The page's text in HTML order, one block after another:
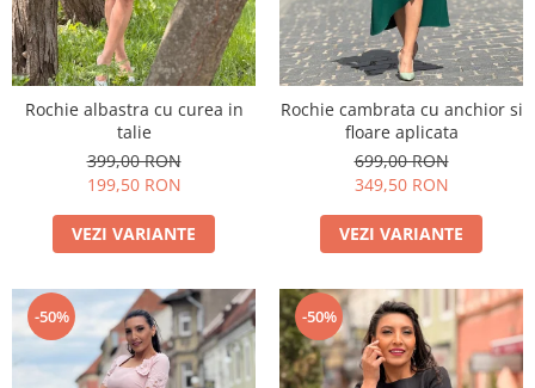
Rochie albastra cu curea in
talie
399,00 RON
199,50 RON
VEZI VARIANTE
Rochie cambrata cu anchior si
floare aplicata
699,00 RON
349,50 RON
VEZI VARIANTE
-50% -50%